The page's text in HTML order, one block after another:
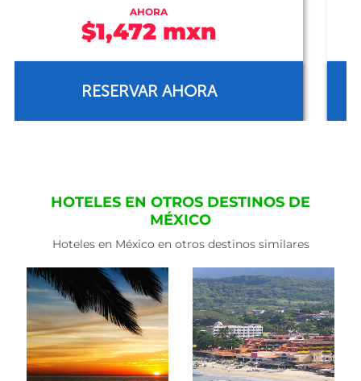
AHORA
$568 mxn
RESERVAR AHORA
HOTELES EN OTROS DESTINOS DE
MÉXICO
Hoteles en México en otros destinos similares